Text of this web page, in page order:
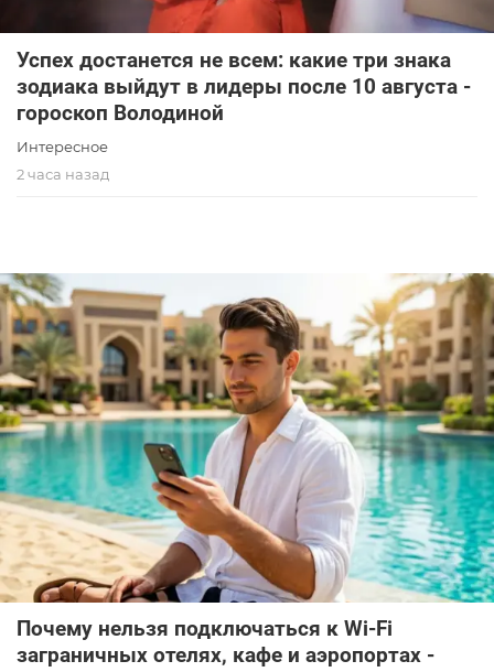
Успех достанется не всем: какие три знака
зодиака выйдут в лидеры после 10 августа -
гороскоп Володиной
Интересное
2 часа назад
Почему нельзя подключаться к Wi-Fi
заграничных отелях, кафе и аэропортах -